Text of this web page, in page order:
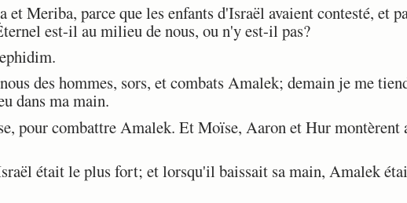
et Meriba, parce que les enfants d'Israël avaient contesté, et
est-il au milieu de nous, ou n'y est-il pas?
des hommes, sors, et combats Amalek; demain je me
dans ma main.
pour combattre Amalek. Et Moïse, Aaron et Hur montèrent
était le plus fort; et lorsqu'il baissait sa main, Amalek